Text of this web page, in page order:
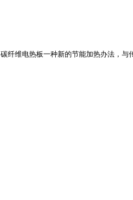
碳纤维电热板一种新的节能加热办法，与